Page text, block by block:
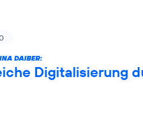
DAIBER:
Digitalisierung